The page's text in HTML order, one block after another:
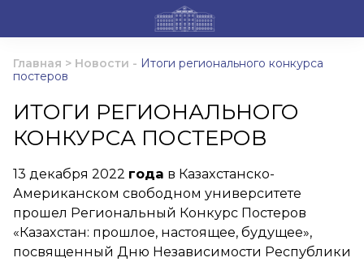
Главная > Новости - Итоги регионального конкурса
постеров
ИТОГИ РЕГИОНАЛЬНОГО
КОНКУРСА ПОСТЕРОВ
13 декабря 2022 года в Казахстанско-
Американском свободном университете
прошел Региональный Конкурс Постеров
«Казахстан: прошлое, настоящее, будущее»,
посвященный Дню Независимости Республики